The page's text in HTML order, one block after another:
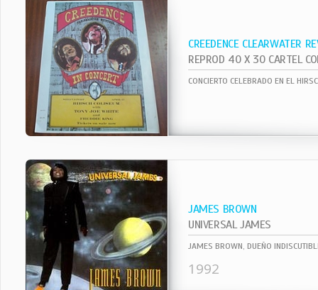
CREEDENCE CLEARWATER
CONCIERTO CELEBRADO EN EL
JAMES BROWN
UNIVERSAL JAMES
1992